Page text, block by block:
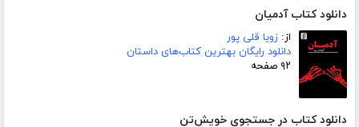
دانلود کتاب آدمیان
از: زویا قلی پور
دانلود رایگان بهترین کتاب‌های داستان
۹۲ صفحه
دانلود کتاب در جستجوی خویش‌تن